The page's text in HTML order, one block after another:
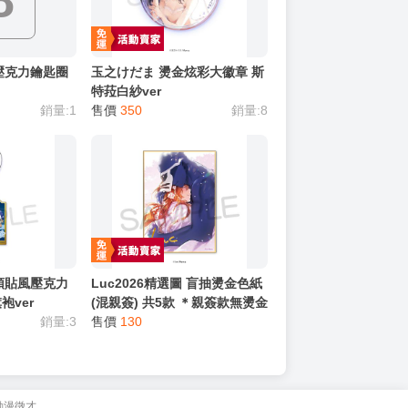
力鑰匙圈
銷量:1
玉之けだま 燙金炫彩大徽章 斯
特菈白紗ver
售價 350 銷量:8
貼風壓克力
袍ver
銷量:3
Luc2026精選圖 盲抽燙金色紙
(混親簽) 共5款 ＊親簽款無燙金
售價 130